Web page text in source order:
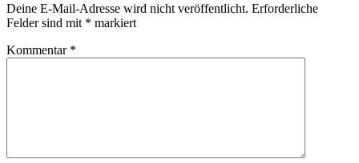
Deine E-Mail-Adresse wird nicht veröffentlicht. Erforderliche
Felder sind mit * markiert
Kommentar *